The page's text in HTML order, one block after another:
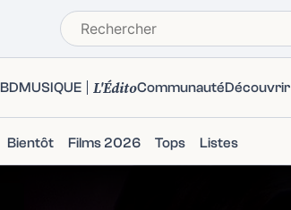
BDMUSIQUE L'ÉditoCommunautéDécouvrir
Bientôt Films 2026 Tops Listes